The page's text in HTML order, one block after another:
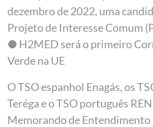
dezembro de 2022, uma
Projeto de Interesse Comum
● H2MED será o primeiro
Verde na UE
O TSO espanhol Enagás, os
Teréga e o TSO português
Memorando de